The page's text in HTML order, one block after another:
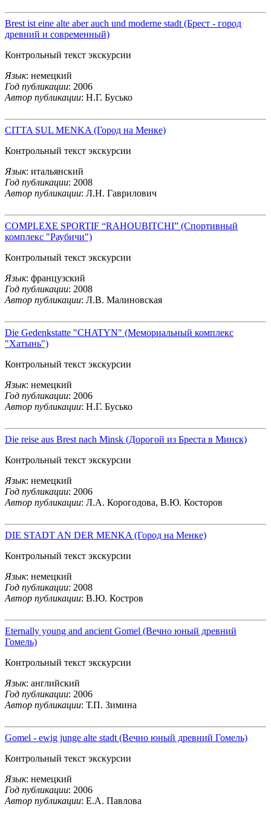
Brest ist eine alte aber auch und moderne stadt (Брест - город
древний и современный)
Контрольный текст экскурсии
Язык: немецкий
Год публикации: 2006
Автор публикации: Н.Г. Бусько
CITTA SUL MENKA (Город на Менке)
Контрольный текст экскурсии
Язык: итальянский
Год публикации: 2008
Автор публикации: Л.Н. Гаврилович
COMPLEXE SPORTIF “RAHOUBITCHI” (Спортивный
комплекс "Раубичи")
Контрольный текст экскурсии
Язык: французский
Год публикации: 2008
Автор публикации: Л.В. Малиновская
Die Gedenkstatte "CHATYN" (Мемориальный комплекс
"Хатынь")
Контрольный текст экскурсии
Язык: немецкий
Год публикации: 2006
Автор публикации: Н.Г. Бусько
Die reise aus Brest nach Minsk (Дорогой из Бреста в Минск)
Контрольный текст экскурсии
Язык: немецкий
Год публикации: 2006
Автор публикации: Л.А. Корогодова, В.Ю. Косторов
DIE STADT AN DER MENKA (Город на Менке)
Контрольный текст экскурсии
Язык: немецкий
Год публикации: 2008
Автор публикации: В.Ю. Костров
Eternally young and ancient Gomel (Вечно юный древний
Гомель)
Контрольный текст экскурсии
Язык: английский
Год публикации: 2006
Автор публикации: Т.П. Зимина
Gomel - ewig junge alte stadt (Вечно юный древний Гомель)
Контрольный текст экскурсии
Язык: немецкий
Год публикации: 2006
Автор публикации: Е.А. Павлова